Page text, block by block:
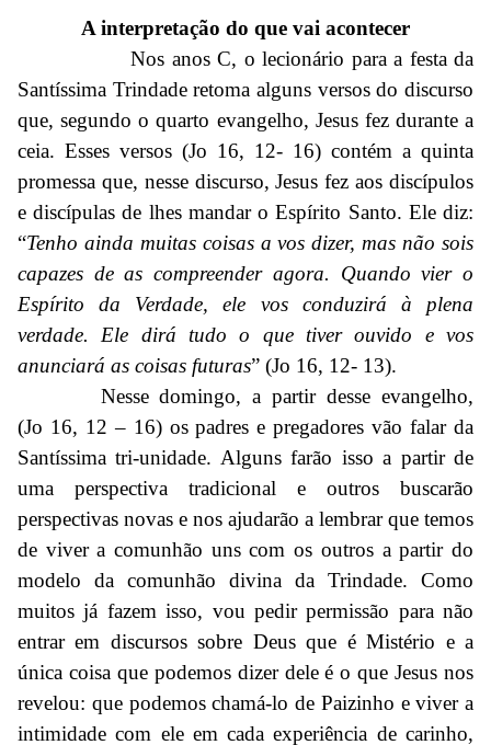
A interpretação do que vai acontecer
Nos anos C, o lecionário para a festa da
Santíssima Trindade retoma alguns versos do discurso
que, segundo o quarto evangelho, Jesus fez durante a
ceia. Esses versos (Jo 16, 12- 16) contém a quinta
promessa que, nesse discurso, Jesus fez aos discípulos
e discípulas de lhes mandar o Espírito Santo. Ele diz:
“Tenho ainda muitas coisas a vos dizer, mas não sois
capazes de as compreender agora. Quando vier o
Espírito da Verdade, ele vos conduzirá à plena
verdade. Ele dirá tudo o que tiver ouvido e vos
anunciará as coisas futuras” (Jo 16, 12- 13).
Nesse domingo, a partir desse evangelho,
(Jo 16, 12 – 16) os padres e pregadores vão falar da
Santíssima tri-unidade. Alguns farão isso a partir de
uma perspectiva tradicional e outros buscarão
perspectivas novas e nos ajudarão a lembrar que temos
de viver a comunhão uns com os outros a partir do
modelo da comunhão divina da Trindade. Como
muitos já fazem isso, vou pedir permissão para não
entrar em discursos sobre Deus que é Mistério e a
única coisa que podemos dizer dele é o que Jesus nos
revelou: que podemos chamá-lo de Paizinho e viver a
intimidade com ele em cada experiência de carinho,